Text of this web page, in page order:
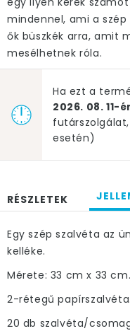
mindennel, ami a
ők büszkék arra, amit
mesélhetnek róla.
Ha ezt a
2026. 08. 11-
esetén)
RÉSZLETEK
Egy szép szalvéta az
kelléke.
Mérete: 33 cm x 33 cm.
2-rétegű papírszalvéta.
20 db szalvéta/